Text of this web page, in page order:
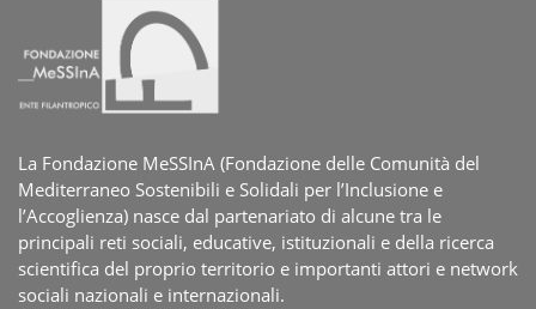
La Fondazione MeSSInA (Fondazione delle Comunità del
Mediterraneo Sostenibili e Solidali per l’Inclusione e
l’Accoglienza) nasce dal partenariato di alcune tra le
principali reti sociali, educative, istituzionali e della ricerca
scientifica del proprio territorio e importanti attori e network
sociali nazionali e internazionali.